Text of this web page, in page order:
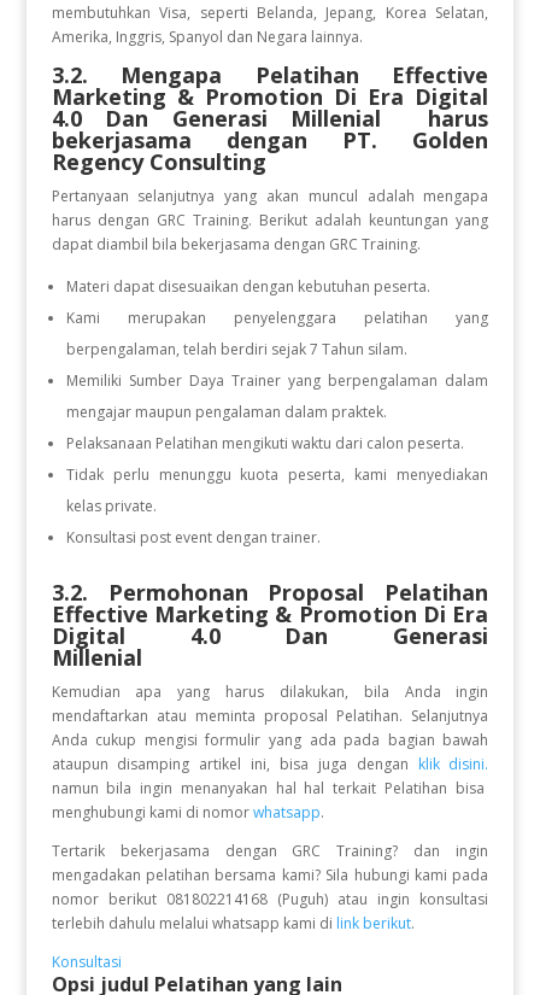
membutuhkan Visa, seperti Belanda, Jepang, Korea Selatan,
Amerika, Inggris, Spanyol dan Negara lainnya.
3.2. Mengapa Pelatihan Effective
Marketing & Promotion Di Era Digital
4.0 Dan Generasi Millenial harus
bekerjasama dengan PT. Golden
Regency Consulting
Pertanyaan selanjutnya yang akan muncul adalah mengapa
harus dengan GRC Training. Berikut adalah keuntungan yang
dapat diambil bila bekerjasama dengan GRC Training.
Materi dapat disesuaikan dengan kebutuhan peserta.
Kami merupakan penyelenggara pelatihan yang
berpengalaman, telah berdiri sejak 7 Tahun silam.
Memiliki Sumber Daya Trainer yang berpengalaman dalam
mengajar maupun pengalaman dalam praktek.
Pelaksanaan Pelatihan mengikuti waktu dari calon peserta.
Tidak perlu menunggu kuota peserta, kami menyediakan
kelas private.
Konsultasi post event dengan trainer.
3.2. Permohonan Proposal Pelatihan
Effective Marketing & Promotion Di Era
Digital 4.0 Dan Generasi
Millenial
Kemudian apa yang harus dilakukan, bila Anda ingin
mendaftarkan atau meminta proposal Pelatihan. Selanjutnya
Anda cukup mengisi formulir yang ada pada bagian bawah
ataupun disamping artikel ini, bisa juga dengan klik disini.
namun bila ingin menanyakan hal hal terkait Pelatihan bisa
menghubungi kami di nomor whatsapp.
Tertarik bekerjasama dengan GRC Training? dan ingin
mengadakan pelatihan bersama kami? Sila hubungi kami pada
nomor berikut 081802214168 (Puguh) atau ingin konsultasi
terlebih dahulu melalui whatsapp kami di link berikut.
Konsultasi
Opsi judul Pelatihan yang lain